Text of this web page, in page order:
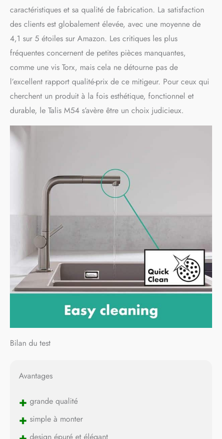
caractéristiques et sa qualité de fabrication. La satisfaction
des clients est globalement élevée, avec une moyenne de
4,1 sur 5 étoiles sur Amazon. Les critiques les plus
fréquentes concernent de petites pièces manquantes,
comme une vis Torx, mais cela ne détourne pas de
l’excellent rapport qualité-prix de ce mitigeur. Pour ceux qui
cherchent un produit à la fois esthétique, fonctionnel et
durable, le Talis M54 s’avère être un choix judicieux.
Bilan du test
Avantages
+ grande qualité
+ simple à monter